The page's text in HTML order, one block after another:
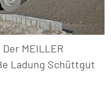
MEILLER
Ladung Schüttgut